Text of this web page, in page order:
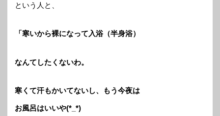
という人と、
「寒いから裸になって入浴（半身浴）
なんてしたくないわ。
寒くて汗もかいてないし、もう今夜は
お風呂はいいや(*_*)